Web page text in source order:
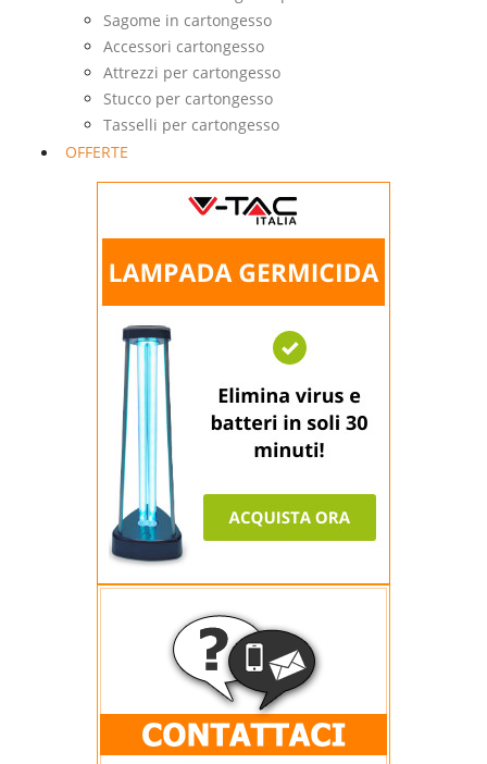
Sagome in cartongesso
Accessori cartongesso
Attrezzi per cartongesso
Stucco per cartongesso
Tasselli per cartongesso
OFFERTE